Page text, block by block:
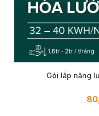
Gói lắp năng